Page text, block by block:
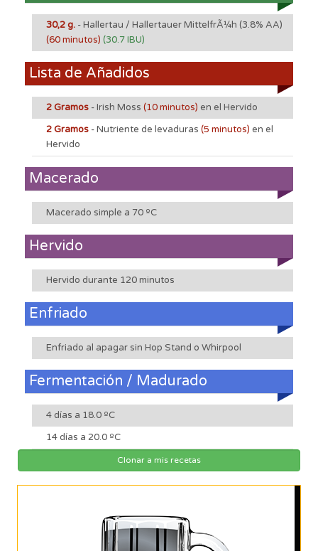
30,2 g. - Hallertau / Hallertauer MittelfrÃ¼h (3.8% AA)
(60 minutos) (30.7 IBU)
Lista de Añadidos
2 Gramos - Irish Moss (10 minutos) en el Hervido
2 Gramos - Nutriente de levaduras (5 minutos) en el
Hervido
Macerado
Macerado simple a 70 ºC
Hervido
Hervido durante 120 minutos
Enfriado
Enfriado al apagar sin Hop Stand o Whirpool
Fermentación / Madurado
4 días a 18.0 ºC
14 días a 20.0 ºC
Clonar a mis recetas